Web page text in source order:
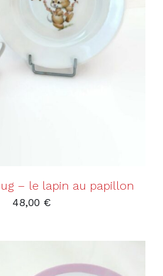
AU PANIER / DÉTAILS
– le lapin au papillon
48,00 €